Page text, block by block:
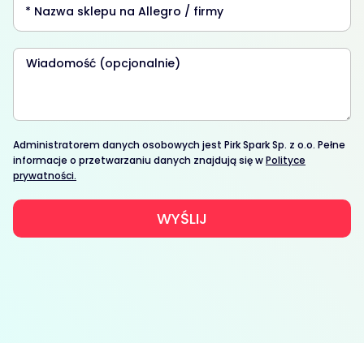
Administratorem danych osobowych jest Pirk Spark Sp. z o.o. Pełne
informacje o przetwarzaniu danych znajdują się wPolityce
prywatności.
WYŚLIJ